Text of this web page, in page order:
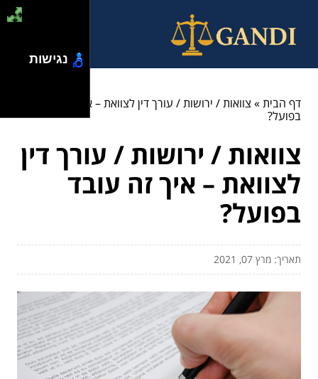
דף הבית» צוואות / ירושות / עורך דין לצוואת – איך זה עובד
בפועל?
צוואות / ירושות / עורך דין
לצוואת – איך זה עובד
בפועל?
תאריך: מרץ 07, 2021
נגישות